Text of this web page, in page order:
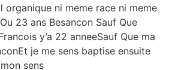
organique ni meme race ni meme
23 ans Besancon Sauf Que
y’a 22 anneeSauf Que ma
je me sens baptise ensuite
sens